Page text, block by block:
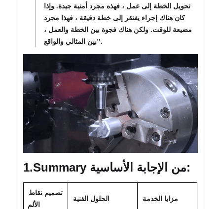
تحويل الخطة إلى عمل ، فهذه مجرد أمنية جيدة. وإذا
كان هناك إجراء يفتقر إلى خطة دقيقة ، فهذا مجرد
مضيعة للوقت. ولكن هناك فجوة بين الخطة والعمل ،
بين المثالي والواقع".
1.Summary من الإجابة الأساسية:
تصميم نقاط
الألم
الحلول الفنية مزايا الخدمة